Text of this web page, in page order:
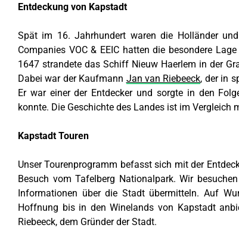
Entdeckung von Kapstadt
Spät im 16. Jahrhundert waren die Holländer
Companies VOC & EEIC hatten die besondere
1647 strandete das Schiff Nieuw Haerlem in der
Dabei war der Kaufmann Jan van Riebeeck, der in
Er war einer der Entdecker und sorgte in den
konnte. Die Geschichte des Landes ist im Vergleich
Kapstadt Touren
Unser Tourenprogramm befasst sich mit der
Besuch vom Tafelberg Nationalpark. Wir
Informationen über die Stadt übermitteln. Auf
Hoffnung bis in den Winelands von Kapstadt
Riebeeck, dem Gründer der Stadt.